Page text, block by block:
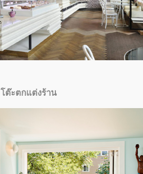
โต๊ะตกแต่งร้าน